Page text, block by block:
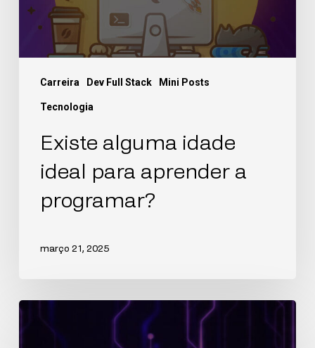
Carreira Dev Full Stack Mini Posts
Tecnologia
Existe alguma idade
ideal para aprender a
programar?
março 21, 2025